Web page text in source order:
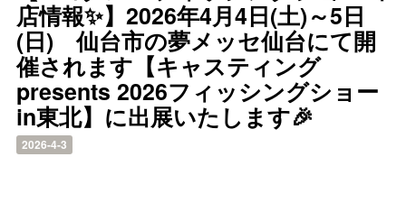
店情報✨】2026年4月4日(土)～5日
(日) 仙台市の夢メッセ仙台にて開
催されます【キャスティング
presents 2026フィッシングショー
in東北】に出展いたします🎉
2026-4-3